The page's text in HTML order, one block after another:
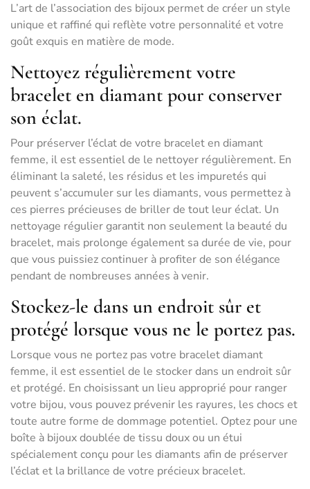
L’art de l’association des bijoux permet de créer un style
unique et raffiné qui reflète votre personnalité et votre
goût exquis en matière de mode.
Nettoyez régulièrement votre
bracelet en diamant pour conserver
son éclat.
Pour préserver l’éclat de votre bracelet en diamant
femme, il est essentiel de le nettoyer régulièrement. En
éliminant la saleté, les résidus et les impuretés qui
peuvent s’accumuler sur les diamants, vous permettez à
ces pierres précieuses de briller de tout leur éclat. Un
nettoyage régulier garantit non seulement la beauté du
bracelet, mais prolonge également sa durée de vie, pour
que vous puissiez continuer à profiter de son élégance
pendant de nombreuses années à venir.
Stockez-le dans un endroit sûr et
protégé lorsque vous ne le portez pas.
Lorsque vous ne portez pas votre bracelet diamant
femme, il est essentiel de le stocker dans un endroit sûr
et protégé. En choisissant un lieu approprié pour ranger
votre bijou, vous pouvez prévenir les rayures, les chocs et
toute autre forme de dommage potentiel. Optez pour une
boîte à bijoux doublée de tissu doux ou un étui
spécialement conçu pour les diamants afin de préserver
l’éclat et la brillance de votre précieux bracelet.